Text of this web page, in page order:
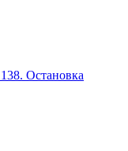
Остановка